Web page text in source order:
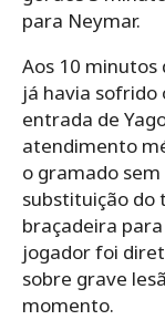
para Neymar.
Aos 10 minutos
já havia
entrada de
atendimento
o gramado
substituição do
braçadeira
jogador foi
sobre grave
momento.